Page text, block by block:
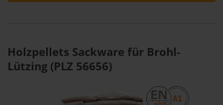
Holzpellets Sackware für Brohl-
Lützing (PLZ 56656)